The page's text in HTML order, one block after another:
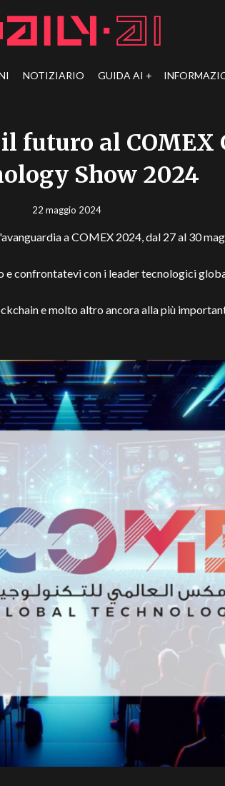
NOTIZIARIO GUIDA AI
futuro al COMEX
Show 2024
22 maggio 2024
a COMEX 2024, dal 27 al 30
e confrontatevi con i leader tecnologici
e molto altro ancora alla più